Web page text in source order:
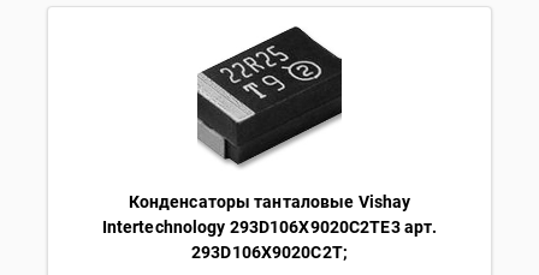
Конденсаторы танталовые Vishay
Intertechnology 293D106X9020C2TE3 арт.
293D106X9020C2T;